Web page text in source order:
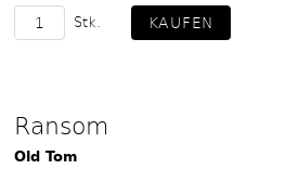
Stk.
Ransom
Old Tom